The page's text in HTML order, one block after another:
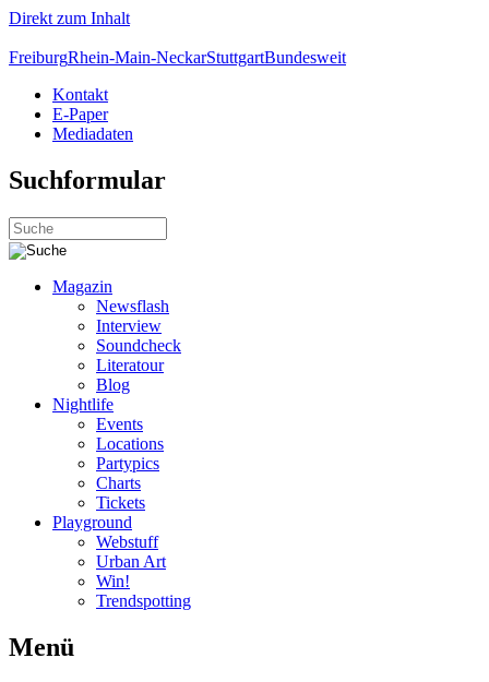
Direkt zum Inhalt
FreiburgRhein-Main-NeckarStuttgartBundesweit
Kontakt
E-Paper
Mediadaten
Suchformular
Magazin
Newsflash
Interview
Soundcheck
Literatour
Blog
Nightlife
Events
Locations
Partypics
Charts
Tickets
Playground
Webstuff
Urban Art
Win!
Trendspotting
Menü